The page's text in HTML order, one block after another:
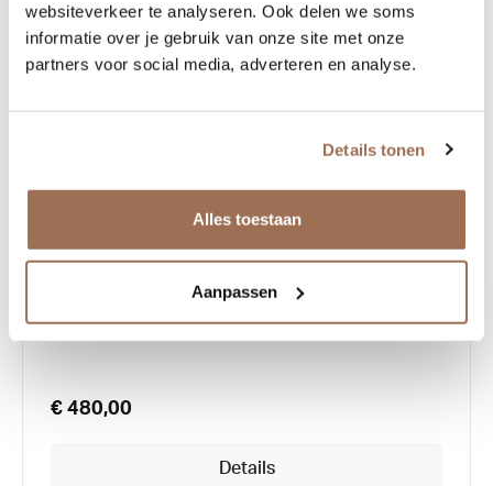
websiteverkeer te analyseren. Ook delen we soms
informatie over je gebruik van onze site met onze
partners voor social media, adverteren en analyse.
Details tonen
Alles toestaan
Aanpassen
Yellows Plus Mirabel
€ 480,00
Details